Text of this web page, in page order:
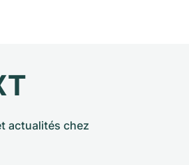
actualités chez